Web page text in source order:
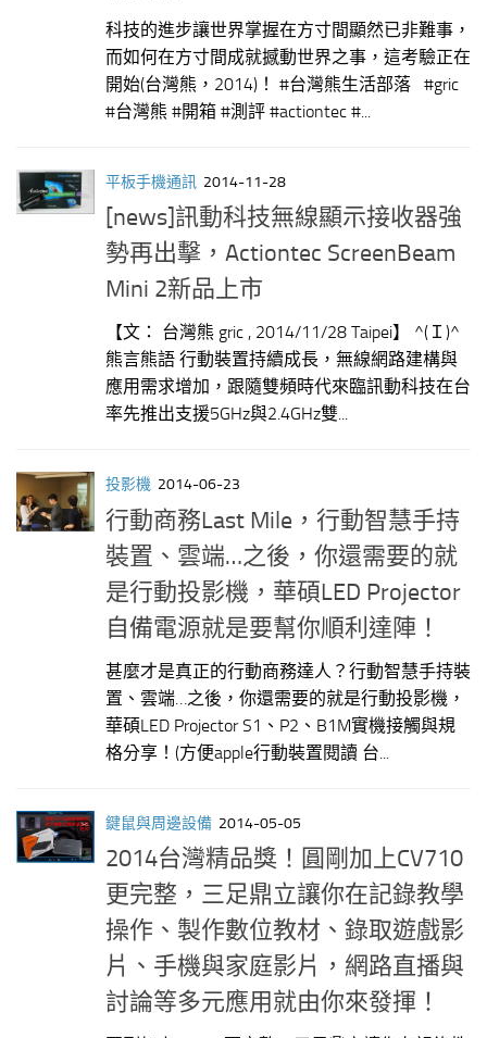
科技的進步讓世界掌握在方寸間顯然已非難事，
而如何在方寸間成就撼動世界之事，這考驗正在
開始(台灣熊，2014)！ #台灣熊生活部落 #gric
#台灣熊 #開箱 #測評 #actiontec #...
平板手機通訊 2014-11-28
[news]訊動科技無線顯示接收器強
勢再出擊，Actiontec ScreenBeam
Mini 2新品上市
【文： 台灣熊 gric , 2014/11/28 Taipei】 ^(Ｉ)^
熊言熊語 行動裝置持續成長，無線網路建構與
應用需求增加，跟隨雙頻時代來臨訊動科技在台
率先推出支援5GHz與2.4GHz雙...
投影機 2014-06-23
行動商務Last Mile，行動智慧手持
裝置、雲端…之後，你還需要的就
是行動投影機，華碩LED Projector
自備電源就是要幫你順利達陣！
甚麼才是真正的行動商務達人？行動智慧手持裝
置、雲端…之後，你還需要的就是行動投影機，
華碩LED Projector S1、P2、B1M實機接觸與規
格分享！(方便apple行動裝置閱讀 台...
鍵鼠與周邊設備 2014-05-05
2014台灣精品獎！圓剛加上CV710
更完整，三足鼎立讓你在記錄教學
操作、製作數位教材、錄取遊戲影
片、手機與家庭影片，網路直播與
討論等多元應用就由你來發揮！